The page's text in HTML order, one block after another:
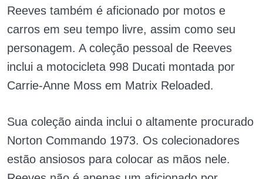
Reeves também é aficionado por motos e
carros em seu tempo livre, assim como seu
personagem. A coleção pessoal de Reeves
inclui a motocicleta 998 Ducati montada por
Carrie-Anne Moss em Matrix Reloaded.
Sua coleção ainda inclui o altamente procurado
Norton Commando 1973. Os colecionadores
estão ansiosos para colocar as mãos nele.